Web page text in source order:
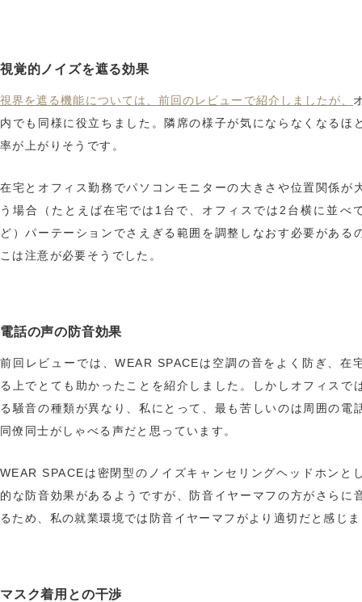
視覚的ノイズを遮る効果
視界を遮る機能については、前回のレビューで紹介しましたが、
内でも同様に役立ちました。隣席の様子が気にならなくなるほ
率が上がりそうです。
在宅とオフィス勤務でパソコンモニターの大きさや位置関係が
う場合（たとえば在宅では1台で、オフィスでは2台横に並べ
ど）パーテーションでさえぎる範囲を調整しなおす必要がある
こは注意が必要そうでした。
電話の声の防音効果
前回レビューでは、WEAR SPACEは空調の音をよく防ぎ、在
る上でとても助かったことを紹介しました。しかしオフィスで
る騒音の種類が異なり、私にとって、最も苦しいのは周囲の電
同僚同士がしゃべる声だと思っています。
WEAR SPACEは密閉型のノイズキャンセリングヘッドホンと
的な防音効果があるようですが、防音イヤーマフの方がさらに
るため、私の就業環境では防音イヤーマフがより適切だと感じ
マスク着用との干渉